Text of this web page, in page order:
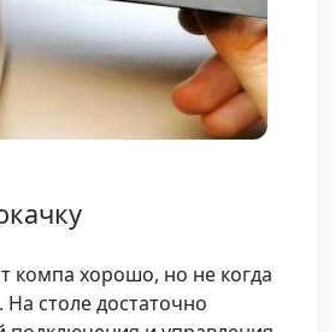
компа хорошо, но не когда
На столе достаточно